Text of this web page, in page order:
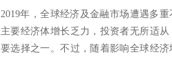
2019年，全球经济及金融市场遭遇多
主要经济体增长乏力，投资者无所适
要选择之一。不过，随着影响全球经